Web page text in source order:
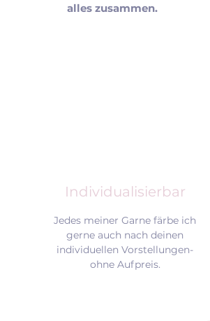
alles zusammen.
Individualisierbar
Jedes meiner Garne färbe ich
gerne auch nach deinen
individuellen Vorstellungen-
ohne Aufpreis.